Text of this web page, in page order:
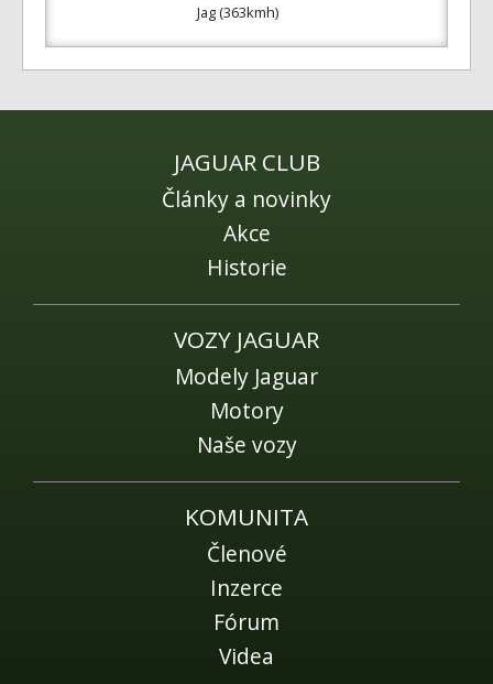
Jag (363kmh)
JAGUAR CLUB
Články a novinky
Akce
Historie
VOZY JAGUAR
Modely Jaguar
Motory
Naše vozy
KOMUNITA
Členové
Inzerce
Fórum
Videa